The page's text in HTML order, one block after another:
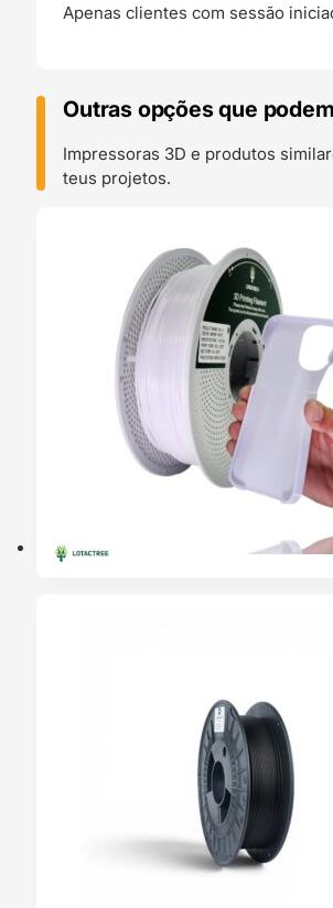
Apenas clientes com sessão
Outras opções que
Impressoras 3D e produtos
teus projetos.